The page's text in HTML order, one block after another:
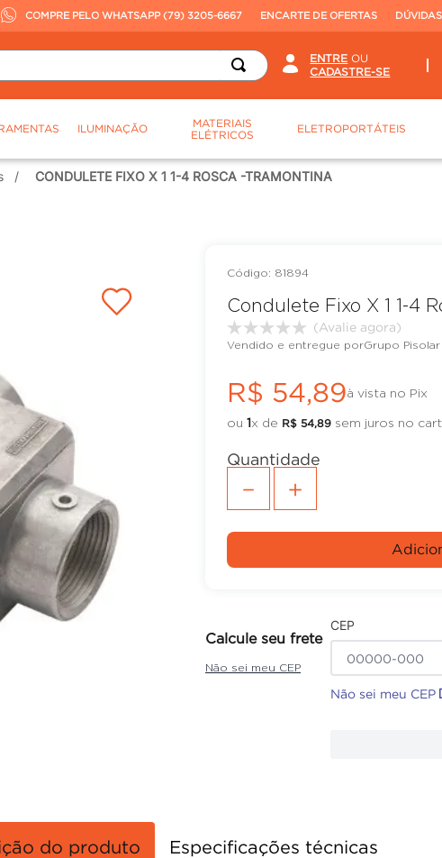
COMPRE PELO WHATSAPP (79) 3205-6667 ENCARTE DE OFERTAS
OU
ILUMINAÇÃO
MATERIAIS
ELÉTRICOS
ELETROPORTÁTEIS
CONDULETE FIXO X 1 1-4 ROSCA -TRAMONTINA
: 81894
Condulete Fixo X 1 1-4
Vendido e entregue porGrupo Pisolar
R$ 54,89à vista no Pix
ou 1x de R$ 54,89 sem juros no
Quantidade
＋
－
Calcule seu frete
CEP
Não sei meu CEP
Não sei meu CEP
do produto Especificações técnicas